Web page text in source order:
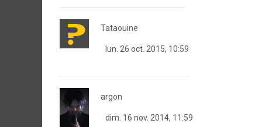
Tataouine
lun. 26 oct. 2015, 10:59
argon
dim. 16 nov. 2014, 11:59